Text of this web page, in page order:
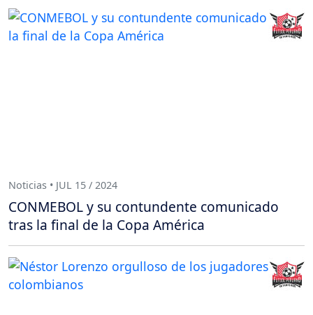
Noticias • JUL 15 / 2024
CONMEBOL y su contundente comunicado
tras la final de la Copa América